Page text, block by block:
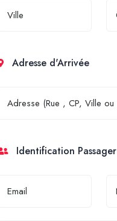
Adresse d'Arrivée
Identification Passager